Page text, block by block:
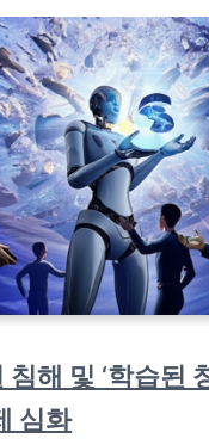
침해 및 ‘학습된
심화